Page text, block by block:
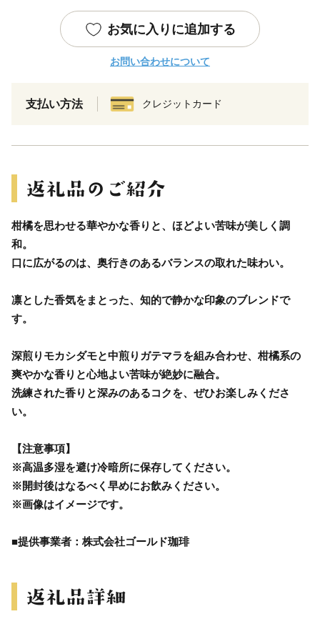
お気に入りに追加する
お問い合わせについて
支払い方法 クレジットカード
柑橘を思わせる華やかな香りと、ほどよい苦味が美しく調
和。
口に広がるのは、奥行きのあるバランスの取れた味わい。
凛とした香気をまとった、知的で静かな印象のブレンドで
す。
深煎りモカシダモと中煎りガテマラを組み合わせ、柑橘系の
爽やかな香りと心地よい苦味が絶妙に融合。
洗練された香りと深みのあるコクを、ぜひお楽しみくださ
い。
【注意事項】
※高温多湿を避け冷暗所に保存してください。
※開封後はなるべく早めにお飲みください。
※画像はイメージです。
■提供事業者：株式会社ゴールド珈琲